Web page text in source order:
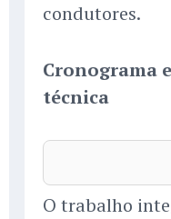
condutores.
Cronograma
técnica
O trabalho